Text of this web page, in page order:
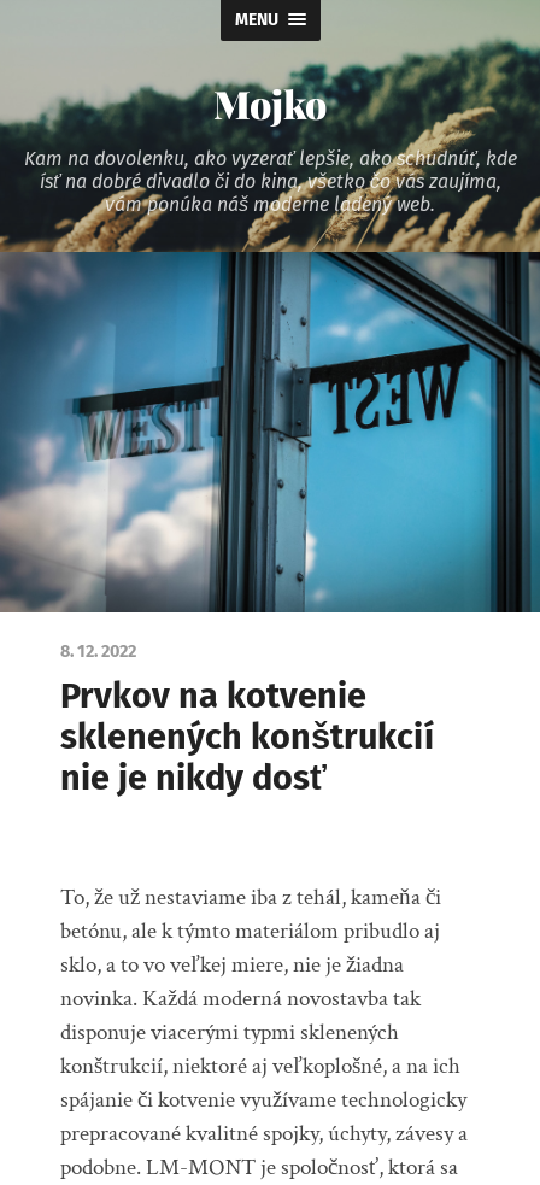
MENU
Mojko
Kam na dovolenku, ako vyzerať lepšie, ako schudnúť, kde
ísť na dobré divadlo či do kina, všetko čo vás zaujíma,
vám ponúka náš moderne ladený web.
8. 12. 2022
Prvkov na kotvenie
sklenených konštrukcií
nie je nikdy dosť
To, že už nestaviame iba z tehál, kameňa či
betónu, ale k týmto materiálom pribudlo aj
sklo, a to vo veľkej miere, nie je žiadna
novinka. Každá moderná novostavba tak
disponuje viacerými typmi sklenených
konštrukcií, niektoré aj veľkoplošné, a na ich
spájanie či kotvenie využívame technologicky
prepracované kvalitné spojky, úchyty, závesy a
podobne.LM-MONT je spoločnosť, ktorá sa